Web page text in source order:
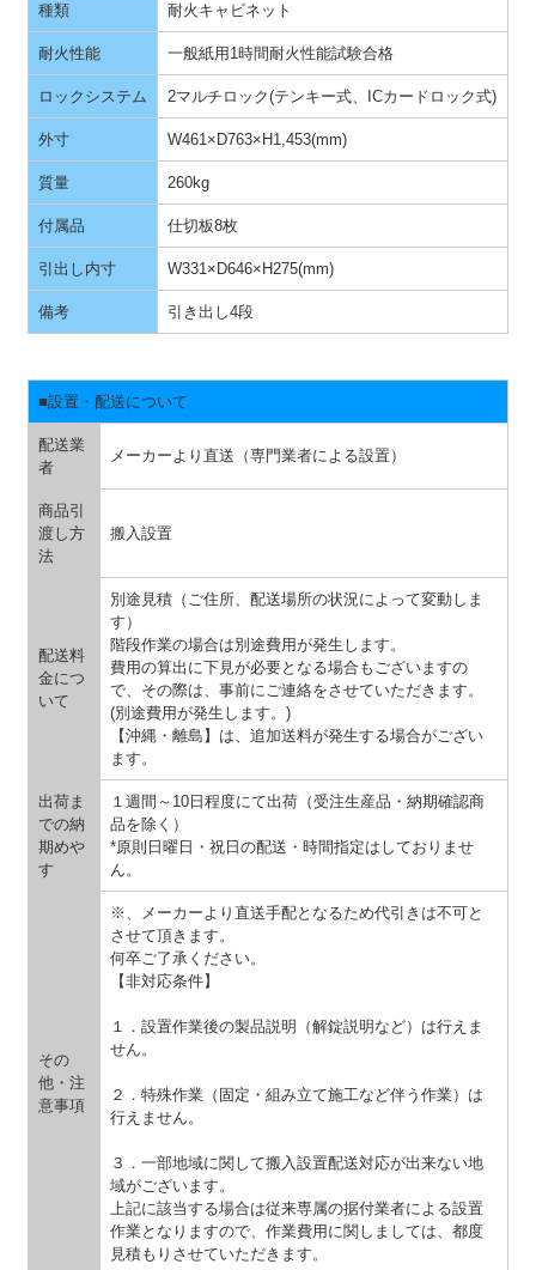
種類 耐火キャビネット
耐火性能 一般紙用1時間耐火性能試験合格
ロックシステム 2マルチロック(テンキー式、ICカードロック式)
外寸 W461×D763×H1,453(mm)
質量 260kg
付属品 仕切板8枚
引出し内寸 W331×D646×H275(mm)
備考 引き出し4段
■設置・配送について
配送業
者
メーカーより直送（専門業者による設置）
商品引
渡し方
法
搬入設置
配送料
金につ
いて
別途見積（ご住所、配送場所の状況によって変動しま
す）
階段作業の場合は別途費用が発生します。
費用の算出に下見が必要となる場合もございますの
で、その際は、事前にご連絡をさせていただきます。
(別途費用が発生します。)
【沖縄・離島】は、追加送料が発生する場合がござい
ます。
出荷ま
での納
期めや
す
１週間～10日程度にて出荷（受注生産品・納期確認商
品を除く）
*原則日曜日・祝日の配送・時間指定はしておりませ
ん。
その
他・注
意事項
※、メーカーより直送手配となるため代引きは不可と
させて頂きます。
何卒ご了承ください。
【非対応条件】
１．設置作業後の製品説明（解錠説明など）は行えま
せん。
２．特殊作業（固定・組み立て施工など伴う作業）は
行えません。
３．一部地域に関して搬入設置配送対応が出来ない地
域がございます。
上記に該当する場合は従来専属の据付業者による設置
作業となりますので、作業費用に関しましては、都度
見積もりさせていただきます。